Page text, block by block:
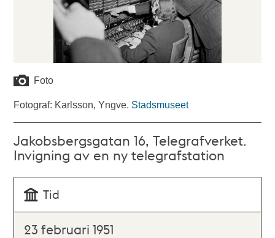
Foto
Fotograf: Karlsson, Yngve. Stadsmuseet
Jakobsbergsgatan 16, Telegrafverket.
Invigning av en ny telegrafstation
Tid
23 februari 1951